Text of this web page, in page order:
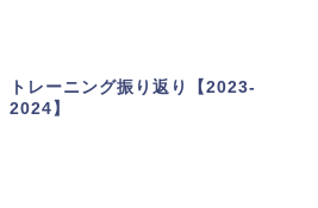
トレーニング振り返り【2023-
2024】